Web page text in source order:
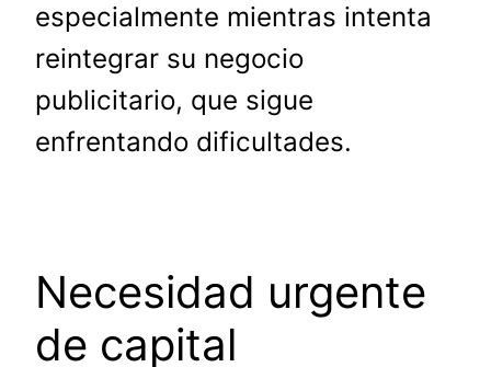
especialmente mientras intenta
reintegrar su negocio
publicitario, que sigue
enfrentando dificultades.
Necesidad urgente
de capital